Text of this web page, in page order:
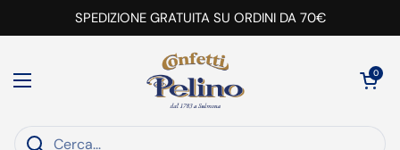
Passa ai contenutiSPEDIZIONE GRATUITA SU ORDINI DA 70€
Apri menu
Apri carrello
0